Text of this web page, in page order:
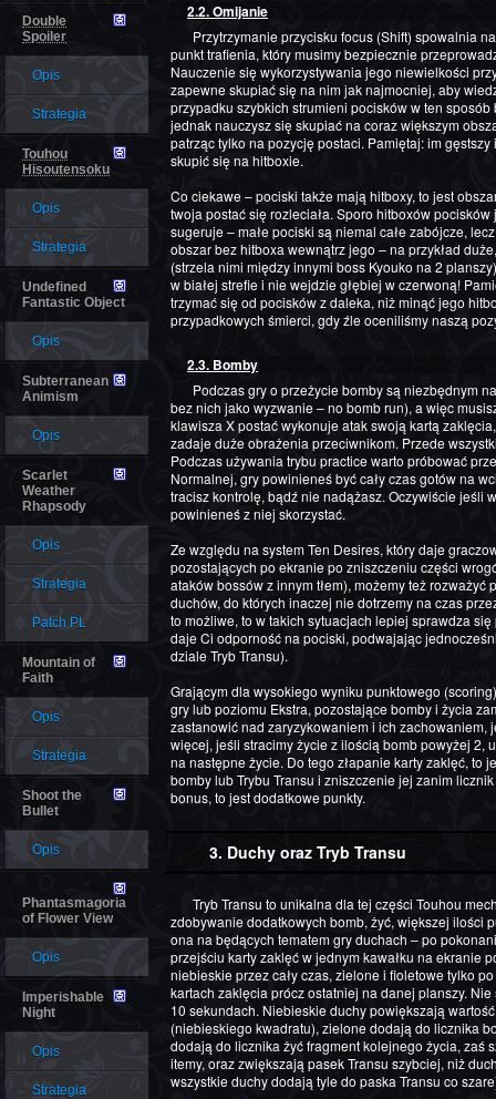
Double
Spoiler
Opis
Strategia
Touhou
Hisoutensoku
Opis
Strategia
Undefined
Fantastic Object
Opis
Subterranean
Animism
Opis
Scarlet
Weather
Rhapsody
Opis
Strategia
Patch PL
Mountain of
Faith
Opis
Strategia
Shoot the
Bullet
Opis
Phantasmagoria
of Flower View
Opis
Imperishable
Night
Opis
Strategia
2.2. Omijanie
Przytrzymanie przycisku focus (Shift) spowalnia naszą postać i pozwala nam zobaczyć hitbox –
punkt trafienia, który musimy bezpiecznie
Nauczenie się wykorzystywania jego niewielkości
zapewne skupiać się na nim jak najmocniej, aby
przypadku szybkich strumieni pocisków w ten
jednak nauczysz się skupiać na coraz większym
patrząc tylko na pozycję postaci. Pamiętaj: im
skupić się na hitboxie.
Co ciekawe – pociski także mają hitboxy, to jest
twoja postać się rozleciała. Sporo hitboxów
sugeruje – małe pociski są niemal całe zabójcze,
obszar bez hitboxa wewnątrz jego – na przykład
(strzela nimi między innymi boss Kyouko na 2
w białej strefie i nie wejdzie głębiej w czerwoną!
trzymać się od pocisków z daleka, niż minąć jego
przypadkowych śmierci, gdy źle oceniliśmy naszą
2.3. Bomby
Podczas gry o przeżycie bomby są niezbędnym narzędziem do przejścia gry (no chyba, że grasz
bez nich jako wyzwanie – no bomb run), a więc
klawisza X postać wykonuje atak swoją kartą
zadaje duże obrażenia przeciwnikom. Przede
Podczas używania trybu practice warto próbować
Normalnej, gry powinieneś być cały czas gotów na
tracisz kontrolę, bądź nie nadążasz. Oczywiście jeśli
powinieneś z niej skorzystać.
Ze względu na system Ten Desires, który daje
pozostających po ekranie po zniszczeniu części
ataków bossów z innym tłem), możemy też
duchów, do których inaczej nie dotrzemy na czas
to możliwe, to w takich sytuacjach lepiej sprawdza
daje Ci odporność na pociski, podwajając
dziale Tryb Transu).
Grającym dla wysokiego wyniku punktowego
gry lub poziomu Ekstra, pozostające bomby i życia
zastanowić nad zaryzykowaniem i ich zachowaniem,
więcej, jeśli stracimy życie z ilością bomb powyżej 2,
na następne życie. Do tego złapanie karty zaklęć, to
bomby lub Trybu Transu i zniszczenie jej zanim
bonus, to jest dodatkowe punkty.
3. Duchy oraz Tryb Transu
Tryb Transu to unikalna dla tej części Touhou mechanika, za pomocą której, odbywa się
zdobywanie dodatkowych bomb, żyć, większej ilości
ona na będących tematem gry duchach – po
przejściu karty zaklęć w jednym kawałku na ekranie
niebieskie przez cały czas, zielone i fioletowe tylko
kartach zaklęcia prócz ostatniej na danej planszy.
10 sekundach. Niebieskie duchy powiększają
(niebieskiego kwadratu), zielone dodają do licznika
dodają do licznika żyć fragment kolejnego życia, zaś
itemy, oraz zwiększają pasek Transu szybciej, niż
wszystkie duchy dodają tyle do paska Transu co